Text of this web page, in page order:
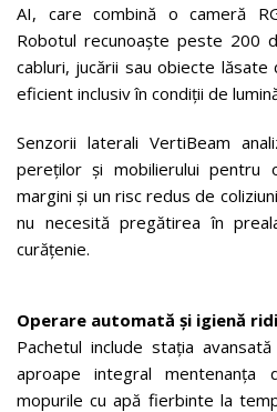
AI, care combină o cameră
Robotul recunoaște peste 200
cabluri, jucării sau obiecte lăsate
eficient inclusiv în condiții de
Senzorii laterali VertiBeam
pereților și mobilierului pentru
margini și un risc redus de
nu necesită pregătirea în
curățenie.
Operare automată și igienă
Pachetul include stația
aproape integral mentenanța
mopurile cu apă fierbinte la